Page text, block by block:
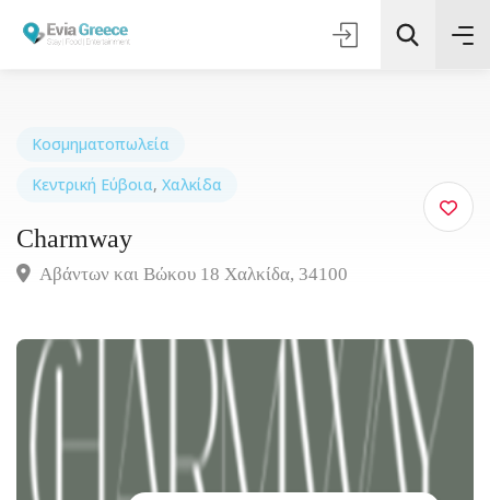
Τοποθεσία
Όλες οι Κατηγορίες
Κοσμηματοπωλεία
Κεντρική Εύβοια, Χαλκίδα
Charmway
Αβάντων και Βώκου 18 Χαλκίδα, 34100